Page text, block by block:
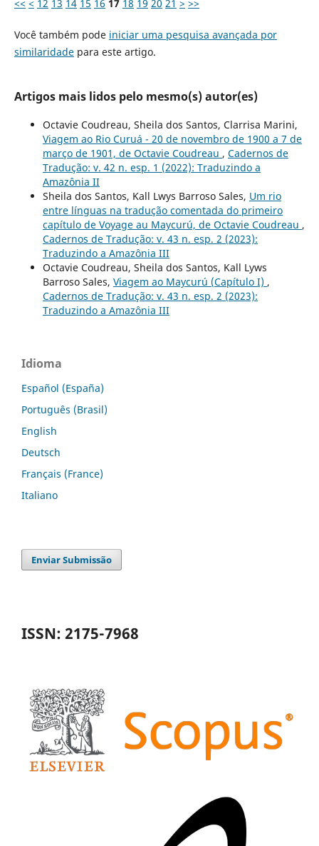
<< < 12 13 14 15 16 17 18 19 20 21 > >>
Você também pode iniciar uma pesquisa avançada por
similaridadepara este artigo.
Artigos mais lidos pelo mesmo(s) autor(es)
Octavie Coudreau, Sheila dos Santos, Clarrisa Marini,
Viagem ao Rio Curuá - 20 de novembro de 1900 a 7 de
março de 1901, de Octavie Coudreau , Cadernos de
Tradução: v. 42 n. esp. 1 (2022): Traduzindo a
Amazônia II
Sheila dos Santos, Kall Lwys Barroso Sales, Um rio
entre línguas na tradução comentada do primeiro
capítulo de Voyage au Maycurú, de Octavie Coudreau ,
Cadernos de Tradução: v. 43 n. esp. 2 (2023):
Traduzindo a Amazônia III
Octavie Coudreau, Sheila dos Santos, Kall Lyws
Barroso Sales, Viagem ao Maycurú (Capítulo I) ,
Cadernos de Tradução: v. 43 n. esp. 2 (2023):
Traduzindo a Amazônia III
Idioma
Español (España)
Português (Brasil)
English
Deutsch
Français (France)
Italiano
Enviar Submissão
ISSN: 2175-7968